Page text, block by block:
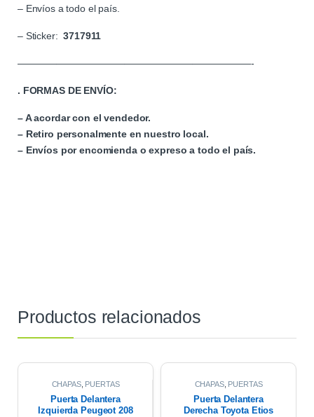
– Envíos a todo el país.
– Sticker:3717911
————————————————————————-
. FORMAS DE ENVÍO:
– A acordar con el vendedor.
– Retiro personalmente en nuestro local.
– Envíos por encomienda o expreso a todo el país.
Productos relacionados
CHAPAS, PUERTAS
Puerta Delantera
Izquierda Peugeot 208
CHAPAS, PUERTAS
Puerta Delantera
Derecha Toyota Etios